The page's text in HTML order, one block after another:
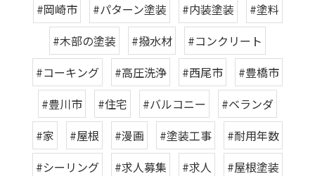
#岡崎市 #パターン塗装 #内装塗装
#塗料
#木部の塗装
#撥水材
#コンクリート
#コーキング
#高圧洗浄 #西尾市
#豊橋市
#豊川市
#住宅 #バルコニー
#ベランダ
#家
#屋根 #漫画 #塗装工事
#耐用年数
#シーリング
#求人募集 #求人
#屋根塗装